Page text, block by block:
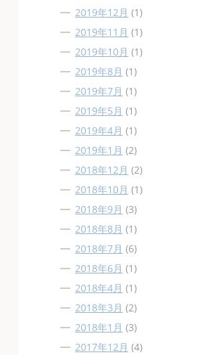
2019年12月 (1)
2019年11月 (1)
2019年10月 (1)
2019年8月 (1)
2019年7月 (1)
2019年5月 (1)
2019年4月 (1)
2019年1月 (2)
2018年12月 (2)
2018年10月 (1)
2018年9月 (3)
2018年8月 (1)
2018年7月 (6)
2018年6月 (1)
2018年4月 (1)
2018年3月 (2)
2018年1月 (3)
2017年12月 (4)